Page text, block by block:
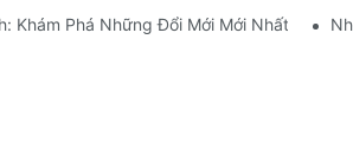
Khám Phá Những Đổi Mới Mới Nhất Của